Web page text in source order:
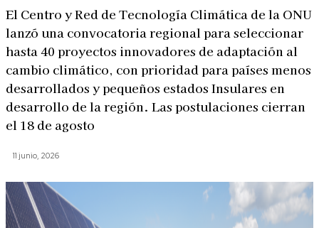
El Centro y Red de Tecnología Climática de la ONU
lanzó una convocatoria regional para seleccionar
hasta 40 proyectos innovadores de adaptación al
cambio climático, con prioridad para países menos
desarrollados y pequeños estados Insulares en
desarrollo de la región. Las postulaciones cierran
el 18 de agosto
11 junio, 2026